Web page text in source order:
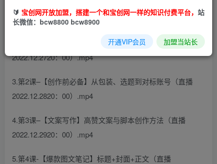
2022.12.2420：00）.mp4
2.第1课-【定位赛道】选好赛道，确定个人IP方向（直播
2022.12.2720：00）.mp4
3.第2课–【创作前必备】从包装、选题到对标账号（直播
2022.12.2820：00）.mp4
4.第3课–【文案写作】高赞文案与脚本创作方法（直播
2022.12.2920：00）.mp4
5.第4课-【爆款图文笔记】标题+封面+正文（直播
🔰 宝创网开放加盟，搭建一个和宝创网一样的知识付费平台， 站
长微信：bcw8800 bcw8900
开通VIP会员 加盟当站长